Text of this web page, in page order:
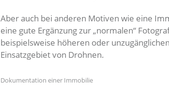
Aber auch bei anderen Motiven wie eine
eine gute Ergänzung zur „normalen“
beispielsweise höheren oder
Einsatzgebiet von Drohnen.
Dokumentation einer Immobilie